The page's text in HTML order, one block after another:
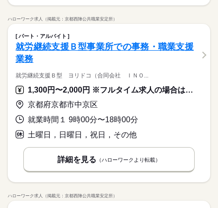
ハローワーク求人（掲載元：京都西陣公共職業安定所）
パート・アルバイト
就労継続支援Ｂ型事業所での事務・職業支援
業務
就労継続支援Ｂ型 ヨリドコ（合同会社 ＩＮＯ...
1,300円〜2,000円 ※フルタイム求人の場合は月額（換算額）、パート求人の場合は時間額を表示しています。
京都府京都市中京区
就業時間１ 9時00分〜18時00分
土曜日，日曜日，祝日，その他
詳細を見る （ハローワークより転載）
ハローワーク求人（掲載元：京都西陣公共職業安定所）